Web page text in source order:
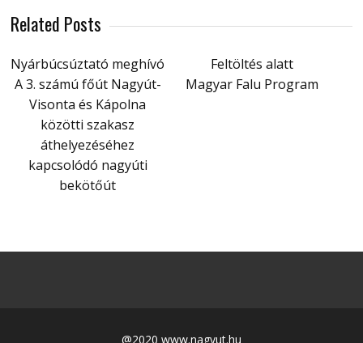
Related Posts
Nyárbúcsúztató meghívó
Feltöltés alatt
A 3. számú főút Nagyút-
Visonta és Kápolna
közötti szakasz
áthelyezéséhez
kapcsolódó nagyúti
bekötőút
Magyar Falu Program
@2020 www.nagyut.hu